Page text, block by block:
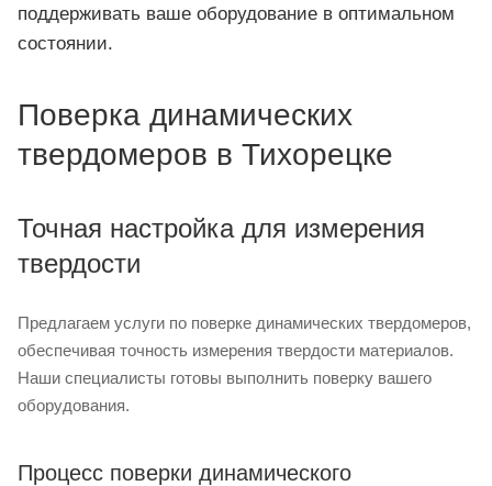
поддерживать ваше оборудование в оптимальном
состоянии.
Поверка динамических
твердомеров в Тихорецке
Точная настройка для измерения
твердости
Предлагаем услуги по поверке динамических твердомеров,
обеспечивая точность измерения твердости материалов.
Наши специалисты готовы выполнить поверку вашего
оборудования.
Процесс поверки динамического